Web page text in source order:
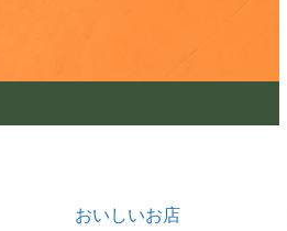
おいしいお店